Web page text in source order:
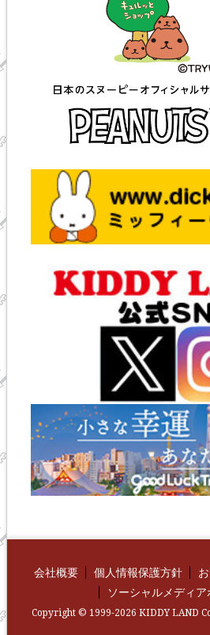
会社概要 個人情報保護方針
ソーシャルメディア
Copyright © 1999-2026 KIDDY LAND